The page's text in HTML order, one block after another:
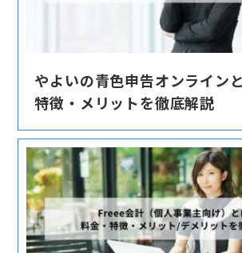
やよいの青色申告オンライン
特徴・メリットを徹底解説